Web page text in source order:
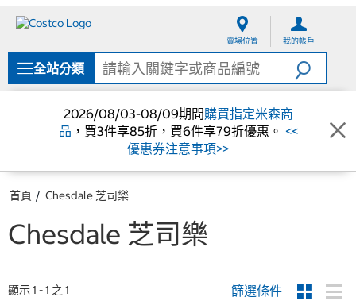
單
賣場位置 我的帳戶
全站分類
2026/08/03-08/09期間購買指定米森商
品 ，買3件享85折，買6件享79折優惠。 <<
優惠券注意事項>>
首頁 Chesdale 芝司樂
Chesdale 芝司樂
顯示 1 - 1 之 1 篩選條件